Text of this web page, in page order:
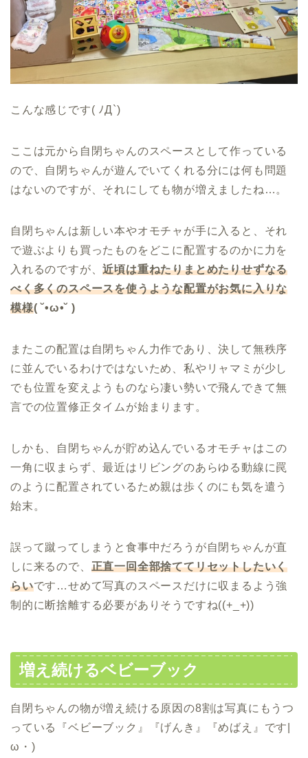
こんな感じです( ﾉД`)
ここは元から自閉ちゃんのスペースとして作っている
ので、自閉ちゃんが遊んでいてくれる分には何も問題
はないのですが、それにしても物が増えましたね…。
自閉ちゃんは新しい本やオモチャが手に入ると、それ
で遊ぶよりも買ったものをどこに配置するのかに力を
入れるのですが、近頃は重ねたりまとめたりせずなる
べく多くのスペースを使うような配置がお気に入りな
模様( ˘•ω•˘ )
またこの配置は自閉ちゃん力作であり、決して無秩序
に並んでいるわけではないため、私やリャマミが少し
でも位置を変えようものなら凄い勢いで飛んできて無
言での位置修正タイムが始まります。
しかも、自閉ちゃんが貯め込んでいるオモチャはこの
一角に収まらず、最近はリビングのあらゆる動線に罠
のように配置されているため親は歩くのにも気を遣う
始末。
誤って蹴ってしまうと食事中だろうが自閉ちゃんが直
しに来るので、 正直一回全部捨ててリセットしたいく
らいです…せめて写真のスペースだけに収まるよう強
制的に断捨離する必要がありそうですね((+_+))
増え続けるベビーブック
自閉ちゃんの物が増え続ける原因の8割は写真にもうつ
っている『ベビーブック』『げんき』『めばえ』です|
ω・)